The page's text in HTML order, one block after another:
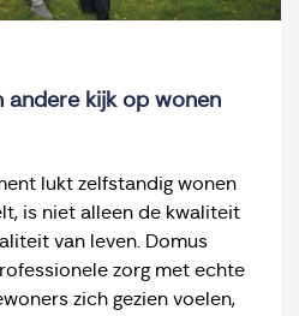
andere kijk op wonen
lukt zelfstandig wonen
is niet alleen de kwaliteit
van leven. Domus
zorg met echte
zich gezien voelen,